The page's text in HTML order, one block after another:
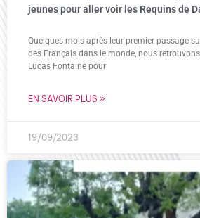
jeunes pour aller voir les Requins de
Quelques mois après leur premier passage
des Français dans le monde, nous
Lucas Fontaine pour
EN SAVOIR PLUS »
19/09/2023